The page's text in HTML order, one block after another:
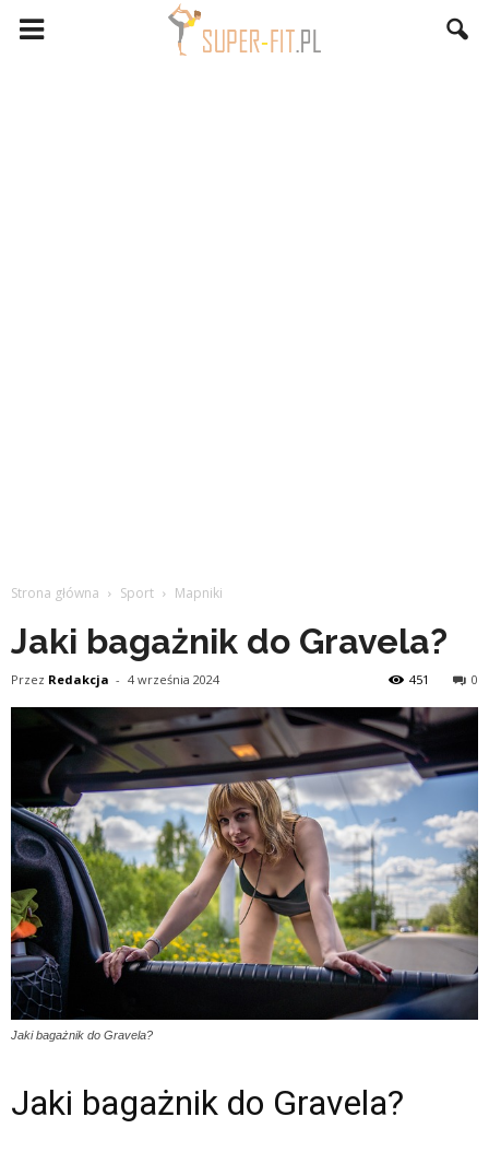
Strona główna Sport Mapniki
Jaki bagażnik do Gravela?
Przez Redakcja - 4 września 2024 0
451
Jaki bagażnik do Gravela?
Jaki bagażnik do Gravela?